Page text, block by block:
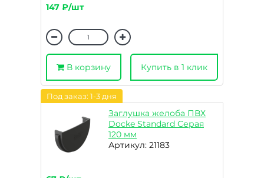
147 ₽/шт
В корзину Купить в 1 клик
Под заказ: 1-3 дня
Заглушка желоба ПВХ
Docke Standard Серая
120 мм
Артикул: 21183